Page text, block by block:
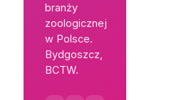
branży
zoologicznej
w Polsce.
Bydgoszcz,
BCTW.